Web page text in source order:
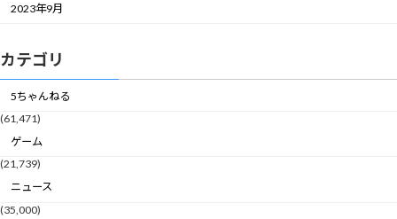
2023年9月
カテゴリ
5ちゃんねる
(61,471)
ゲーム
(21,739)
ニュース
(35,000)